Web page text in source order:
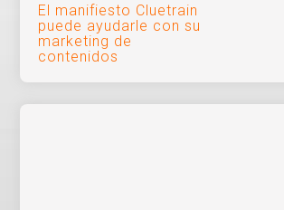
Navegación
de
entradas
El manifiesto Cluetrain
puede ayudarle con su
marketing de
contenidos